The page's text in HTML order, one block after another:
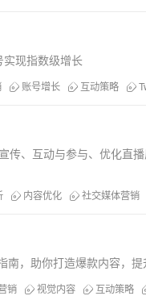
现指数级增长
账号增长 互动策略
、互动与参与、优化直播
内容优化 社交媒体营销
，助你打造爆款内容，提
销 视觉内容 互动策略